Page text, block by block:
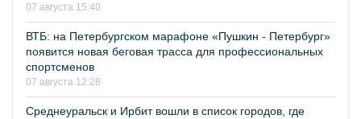
07 августа 15:40
ВТБ: на Петербургском марафоне «Пушкин - Петербург»
появится новая беговая трасса для профессиональных
спортсменов
07 августа 12:28
Среднеуральск и Ирбит вошли в список городов, где